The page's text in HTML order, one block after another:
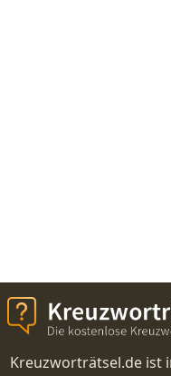
Kreuzworträtsel.de ist